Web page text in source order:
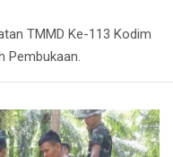
TMMD Ke-113 Kodim
Pembukaan.